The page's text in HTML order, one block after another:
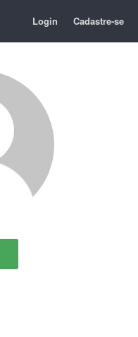
Login Cadastre-se